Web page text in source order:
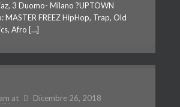
3 Duomo- Milano ?UPTOWN
MASTER FREEZ HipHop, Trap, Old
Afro […]
at Dicembre 26, 2018